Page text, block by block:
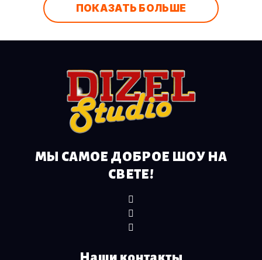
ПОКАЗАТЬ БОЛЬШЕ
МЫ САМОЕ ДОБРОЕ ШОУ НА
СВЕТЕ!